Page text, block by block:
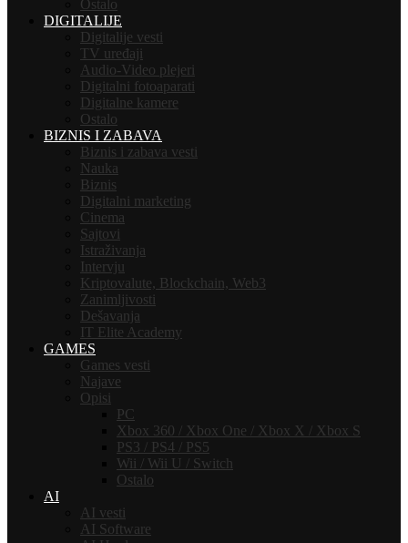
Ostalo
DIGITALIJE
Digitalije vesti
TV uređaji
Audio-Video plejeri
Digitalni fotoaparati
Digitalne kamere
Ostalo
BIZNIS I ZABAVA
Biznis i zabava vesti
Nauka
Biznis
Digitalni marketing
Cinema
Sajtovi
Istraživanja
Intervju
Kriptovalute, Blockchain, Web3
Zanimljivosti
Dešavanja
IT Elite Academy
GAMES
Games vesti
Najave
Opisi
PC
Xbox 360 / Xbox One / Xbox X / Xbox S
PS3 / PS4 / PS5
Wii / Wii U / Switch
Ostalo
AI
AI vesti
AI Software